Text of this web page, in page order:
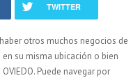
TWITTER
otros muchos negocios de
su misma ubicación o bien
Puede navegar por